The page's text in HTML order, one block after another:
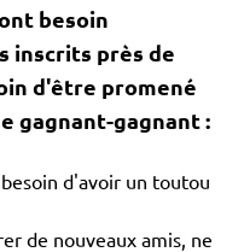
besoin
inscrits près de
d'être promené
gagnant-gagnant :
d'avoir un toutou
de nouveaux amis, ne